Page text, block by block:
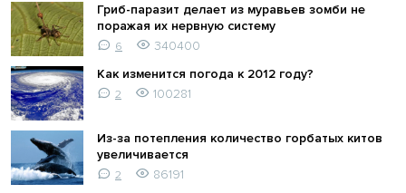
Гриб-паразит делает из муравьев зомби не
поражая их нервную систему
6
340400
Как изменится погода к 2012 году?
2 100281
Из-за потепления количество горбатых китов
увеличивается
2
86191